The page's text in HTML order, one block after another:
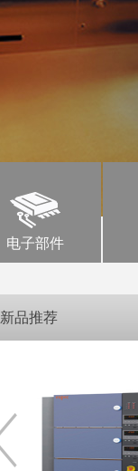
电子部件
新品推荐